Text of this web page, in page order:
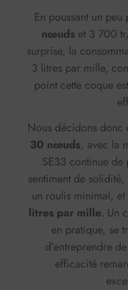
En poussant un
nœuds et 3 700
surprise, la
3 litres par mille,
point cette coque
Nous décidons donc
30 nœuds, avec la
SE33 continue
sentiment de
un roulis minimal,
litres par mille. Un
en pratique, se
d’entreprendre
efficacité